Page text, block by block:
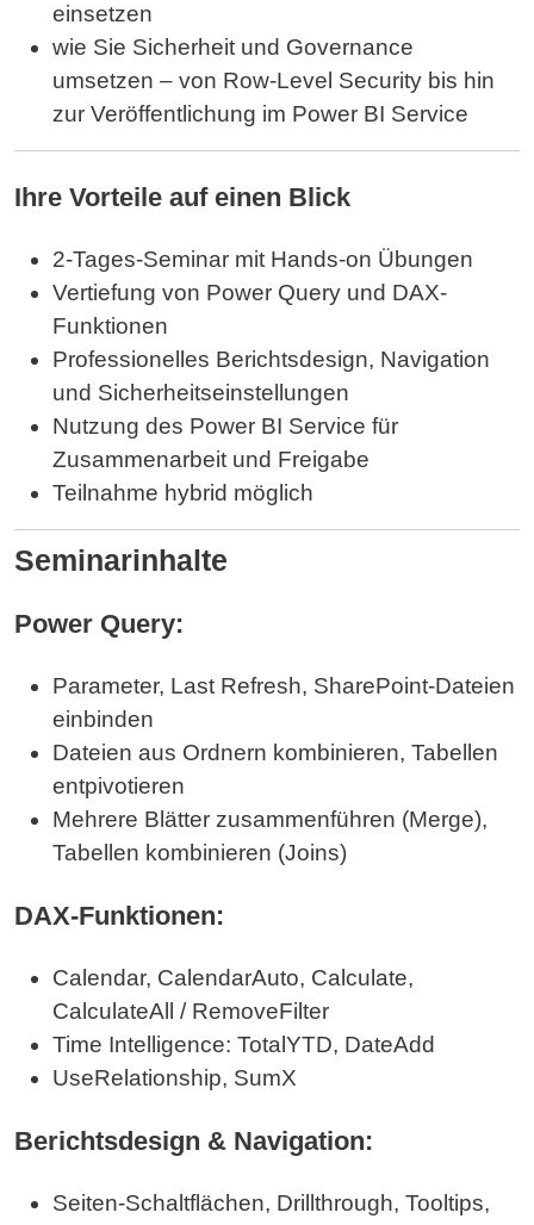
einsetzen
wie Sie Sicherheit und Governance
umsetzen – von Row‑Level Security bis hin
zur Veröffentlichung im Power BI Service
Ihre Vorteile auf einen Blick
2-Tages-Seminar mit Hands-on Übungen
Vertiefung von Power Query und DAX-
Funktionen
Professionelles Berichtsdesign, Navigation
und Sicherheitseinstellungen
Nutzung des Power BI Service für
Zusammenarbeit und Freigabe
Teilnahme hybrid möglich
Seminarinhalte
Power Query:
Parameter, Last Refresh, SharePoint-Dateien
einbinden
Dateien aus Ordnern kombinieren, Tabellen
entpivotieren
Mehrere Blätter zusammenführen (Merge),
Tabellen kombinieren (Joins)
DAX-Funktionen:
Calendar, CalendarAuto, Calculate,
CalculateAll / RemoveFilter
Time Intelligence: TotalYTD, DateAdd
UseRelationship, SumX
Berichtsdesign & Navigation:
Seiten-Schaltflächen, Drillthrough, Tooltips,